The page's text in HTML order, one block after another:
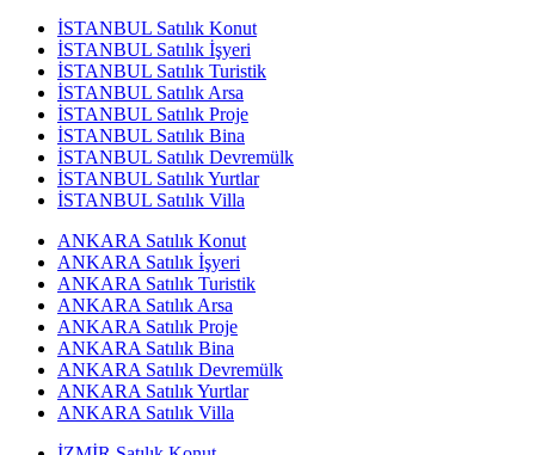
İSTANBUL Satılık Konut
İSTANBUL Satılık İşyeri
İSTANBUL Satılık Turistik
İSTANBUL Satılık Arsa
İSTANBUL Satılık Proje
İSTANBUL Satılık Bina
İSTANBUL Satılık Devremülk
İSTANBUL Satılık Yurtlar
İSTANBUL Satılık Villa
ANKARA Satılık Konut
ANKARA Satılık İşyeri
ANKARA Satılık Turistik
ANKARA Satılık Arsa
ANKARA Satılık Proje
ANKARA Satılık Bina
ANKARA Satılık Devremülk
ANKARA Satılık Yurtlar
ANKARA Satılık Villa